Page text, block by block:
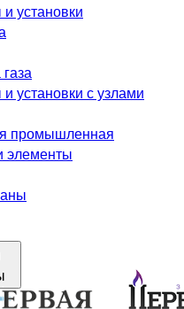
установки
установки с узлами
промышленная
элементы